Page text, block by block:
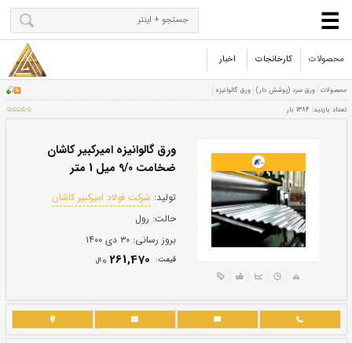
محصولات کارخانجات اخبار
ورق گالوانیزه امیرکبیر کاشان
ضخامت 9/0 میل 1 متر
تولید:شرکت فولاد امیرکبیر کاشان